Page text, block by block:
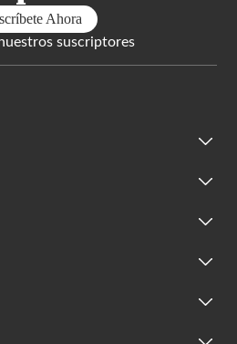
Ahora
suscriptores